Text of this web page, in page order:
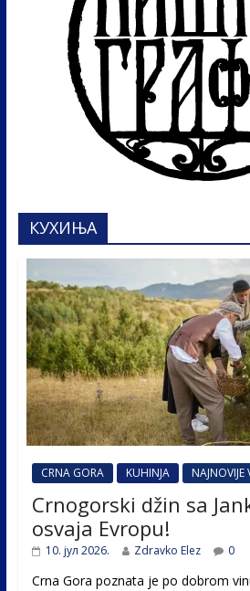
КУХИЊА
CRNA GORA KUHINJA NAJNOVIJE
Crnogorski džin sa
osvaja Evropu!
10. јул 2026. Zdravko Elez 0
Crna Gora poznata je po dobrom